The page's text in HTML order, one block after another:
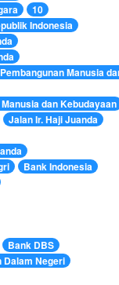
10
Indonesia
Manusia
dan Kebudayaan
Jalan Ir. Haji Juanda
Bank Indonesia
Bank DBS
Dalam Negeri